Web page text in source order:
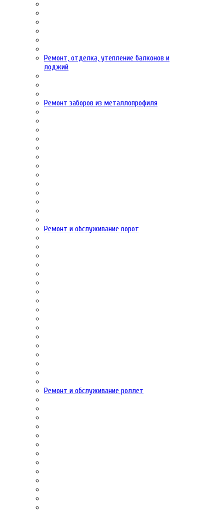
Ремонт, отделка, утепление балконов и
лоджий
Ремонт заборов из металлопрофиля
Ремонт и обслуживание ворот
Ремонт и обслуживание роллет